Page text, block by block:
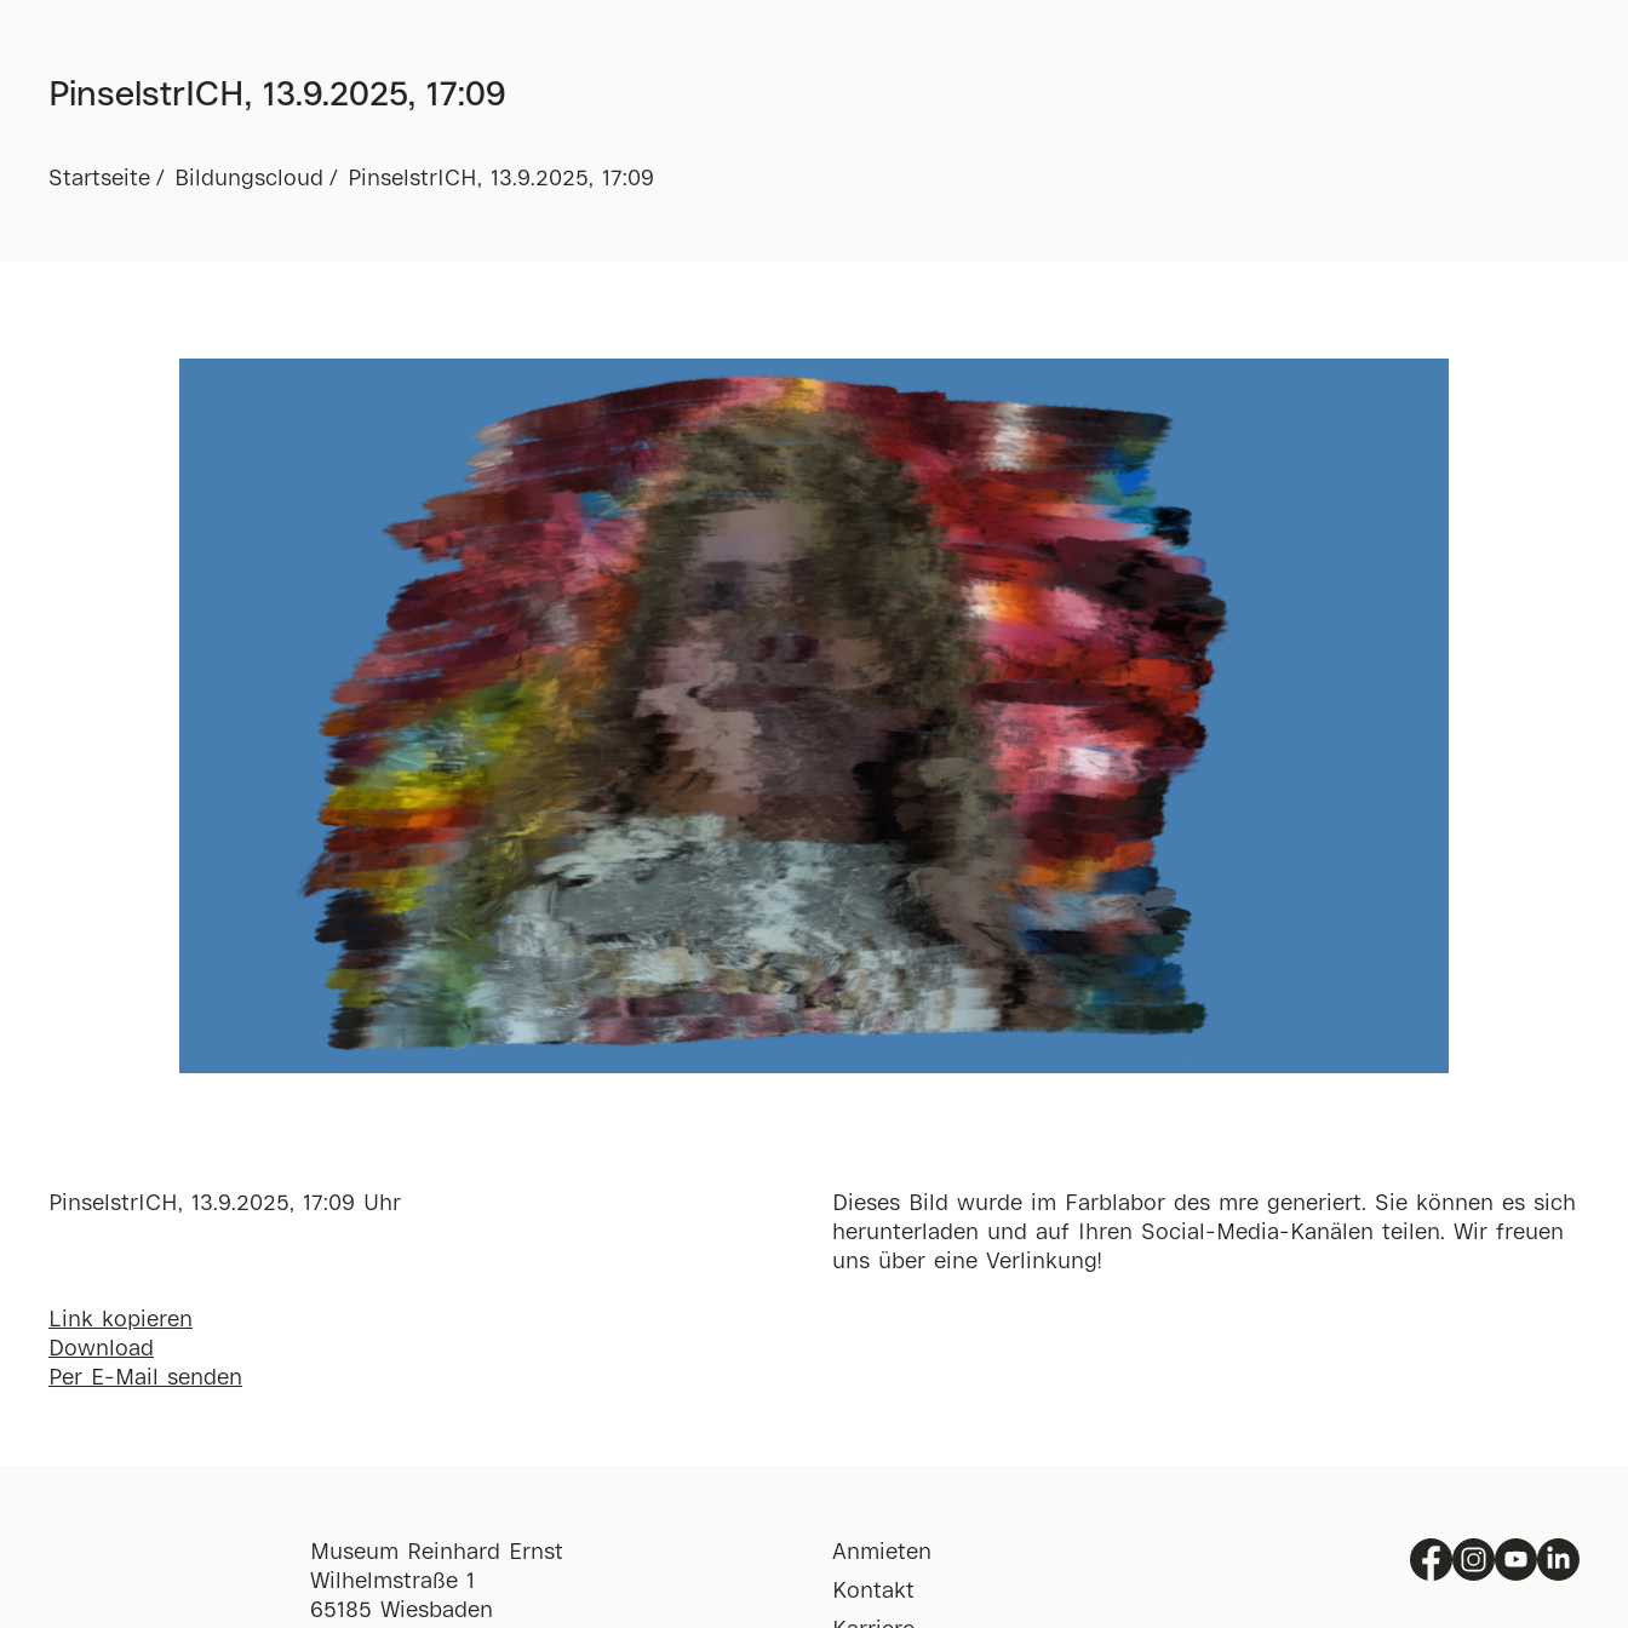
PinselstrICH, 13.9.2025, 17:09
Startseite Bildungscloud PinselstrICH, 13.9.2025, 17:09
PinselstrICH, 13.9.2025, 17:09 Uhr
Link kopieren
Download
Per E-Mail senden
Dieses Bild wurde im Farblabor des mre generiert. Sie können es sich
herunterladen und auf Ihren Social-Media-Kanälen teilen. Wir freuen
uns über eine Verlinkung!
Museum Reinhard Ernst
Wilhelmstraße 1
65185 Wiesbaden
Anmieten
Kontakt